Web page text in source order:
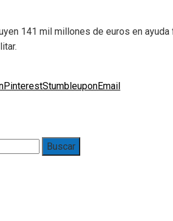
141 mil millones de euros en
PinterestStumbleuponEmail